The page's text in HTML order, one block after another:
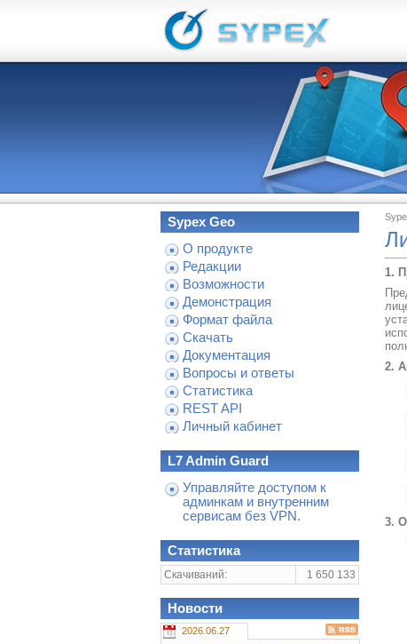
1.
2.
3.
Sypex Geo
О продукте
Редакции
Возможности
Демонстрация
Формат файла
Скачать
Документация
Вопросы и ответы
Статистика
REST API
Личный кабинет
L7 Admin Guard
Управляйте доступом к
админкам и внутренним
сервисам без VPN.
Статистика
Скачиваний: 1 650 133
Новости
2026.06.27